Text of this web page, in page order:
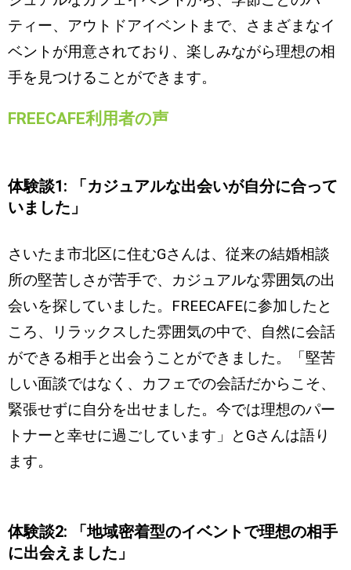
ティー、アウトドアイベントまで、さまざまなイ
ベントが用意されており、楽しみながら理想の相
手を見つけることができます。
FREECAFE利用者の声
体験談1: 「カジュアルな出会いが自分に合って
いました」
さいたま市北区に住むGさんは、従来の結婚相談
所の堅苦しさが苦手で、カジュアルな雰囲気の出
会いを探していました。FREECAFEに参加したと
ころ、リラックスした雰囲気の中で、自然に会話
ができる相手と出会うことができました。「堅苦
しい面談ではなく、カフェでの会話だからこそ、
緊張せずに自分を出せました。今では理想のパー
トナーと幸せに過ごしています」とGさんは語り
ます。
体験談2: 「地域密着型のイベントで理想の相手
に出会えました」